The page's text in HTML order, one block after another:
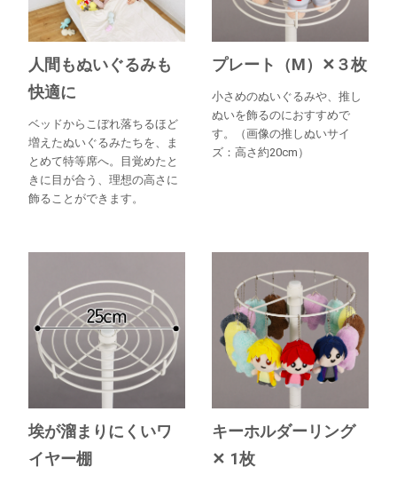
人間もぬいぐるみも
快適に
ベッドからこぼれ落ちるほど
増えたぬいぐるみたちを、ま
とめて特等席へ。目覚めたと
きに目が合う、理想の高さに
飾ることができます。
プレート（M）✕３枚
小さめのぬいぐるみや、推し
ぬいを飾るのにおすすめで
す。（画像の推しぬいサイ
ズ：高さ約20cm）
埃が溜まりにくいワ
イヤー棚
キーホルダーリング
✕ 1枚